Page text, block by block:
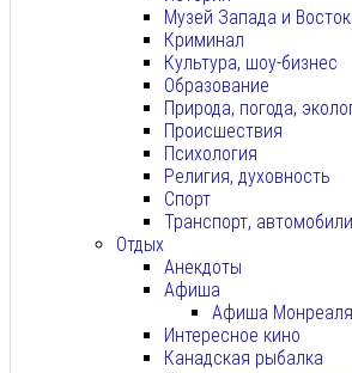
Музей Запада и
Криминал
Культура, шоу-бизнес
Образование
Природа, погода,
Происшествия
Психология
Религия, духовность
Спорт
Транспорт,
Отдых
Анекдоты
Афиша
Афиша
Интересное кино
Канадская рыбалка